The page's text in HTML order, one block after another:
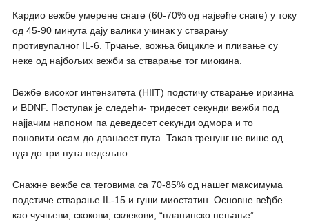
Кардио вежбе умерене снаге (60-70% од највеће снаге) у току
од 45-90 минута дају валики учинак у стварању
противупалног IL-6. Трчање, вожња бицикле и пливање су
неке од најбољих вежби за стварање тог миокина.
Вежбе високог интензитета (HIIT) подстичу стварање иризина
и BDNF. Поступак је следећи- тридесет секунди вежби под
најјачим напоном па деведесет секунди одмора и то
поновити осам до дванаест пута. Такав тренунг не више од
вда до три пута недељно.
Снажне вежбе са теговима са 70-85% од нашег максимума
подстиче стварање IL-15 и гуши миостатин. Основне веђбе
као чучњеви, скокови, склекови, “планинско пењање”…